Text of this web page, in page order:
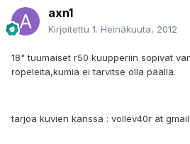
axn1
Kirjoitettu 1. Heinäkuuta, 2012
18" tuumaiset r50 kuupperiin sopivat
ropeleita,kumia ei tarvitse olla päällä.
tarjoa kuvien kanssa : vollev40r ät